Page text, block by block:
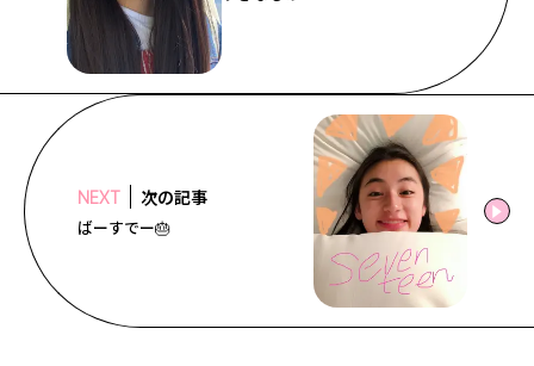
NEXT 次の記事
ばーすでー🎂